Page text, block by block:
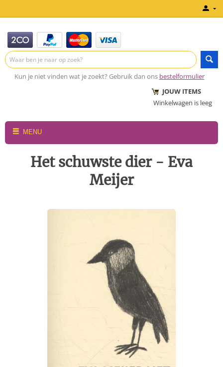
Kun je niet vinden wat je zoekt? Gebruik dan ons bestelformulier
JOUW ITEMS
Winkelwagen is leeg
MENU
Het schuwste dier - Eva
Meijer